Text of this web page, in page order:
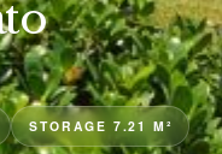
STORAGE 7.21 M²